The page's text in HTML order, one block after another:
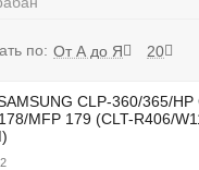
по: От А до Я 20
CLP-360/365/HP
MFP 179 (CLT-R406/